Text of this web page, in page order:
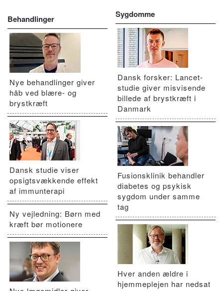
Behandlinger
Nye behandlinger giver
håb ved blære- og
brystkræft
Dansk studie viser
opsigtsvækkende effekt
af immunterapi
Ny vejledning: Børn med
kræft bør motionere
Sygdomme
Dansk forsker: Lancet-
studie giver misvisende
billede af brystkræft i
Danmark
Fusionsklinik behandler
diabetes og psykisk
sygdom under samme
tag
Hver anden ældre i
hjemmeplejen har nedsat